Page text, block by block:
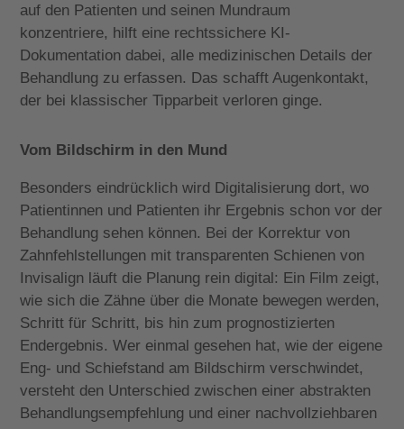
auf den Patienten und seinen Mundraum
konzentriere, hilft eine rechtssichere KI-
Dokumentation dabei, alle medizinischen Details der
Behandlung zu erfassen. Das schafft Augenkontakt,
der bei klassischer Tipparbeit verloren ginge.
Vom Bildschirm in den Mund
Besonders eindrücklich wird Digitalisierung dort, wo
Patientinnen und Patienten ihr Ergebnis schon vor der
Behandlung sehen können. Bei der Korrektur von
Zahnfehlstellungen mit transparenten Schienen von
Invisalign läuft die Planung rein digital: Ein Film zeigt,
wie sich die Zähne über die Monate bewegen werden,
Schritt für Schritt, bis hin zum prognostizierten
Endergebnis. Wer einmal gesehen hat, wie der eigene
Eng- und Schiefstand am Bildschirm verschwindet,
versteht den Unterschied zwischen einer abstrakten
Behandlungsempfehlung und einer nachvollziehbaren